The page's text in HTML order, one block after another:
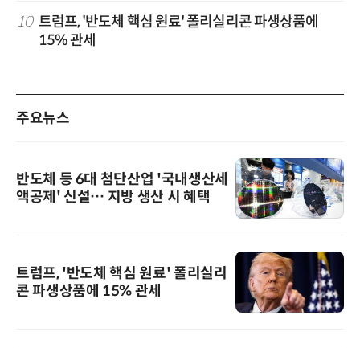
10 트럼프, '반도체 핵심 원료' 폴리실리콘 파생상품에
15% 관세
주요뉴스
반도체 등 6대 첨단산업 '국내생산세
액공제' 신설… 지방 생산 시 혜택
트럼프, '반도체 핵심 원료' 폴리실리
콘 파생상품에 15% 관세